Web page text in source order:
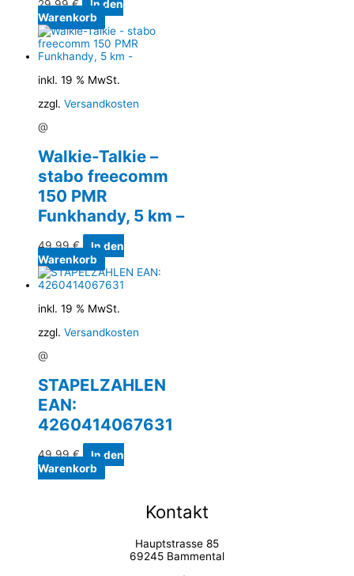
29,99€
In den
Warenkorb
inkl. 19 % MwSt.
zzgl. Versandkosten
@
Walkie-Talkie –
stabo freecomm
150 PMR
Funkhandy, 5 km –
49,99€
In den
Warenkorb
inkl. 19 % MwSt.
zzgl. Versandkosten
@
STAPELZAHLEN
EAN:
4260414067631
49,99€
In den
Warenkorb
Kontakt
Hauptstrasse 85
69245 Bammental